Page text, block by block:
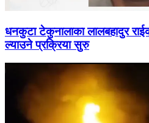
धनकुटा टेकुनालाका लालबहादुर
ल्याउने प्रक्रिया सुरु